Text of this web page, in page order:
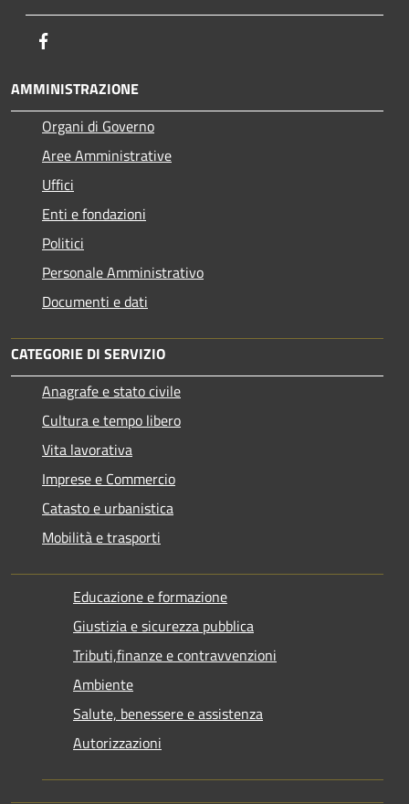
AMMINISTRAZIONE
Organi di Governo
Aree Amministrative
Uffici
Enti e fondazioni
Politici
Personale Amministrativo
Documenti e dati
CATEGORIE DI SERVIZIO
Anagrafe e stato civile
Cultura e tempo libero
Vita lavorativa
Imprese e Commercio
Catasto e urbanistica
Mobilità e trasporti
Educazione e formazione
Giustizia e sicurezza pubblica
Tributi,finanze e contravvenzioni
Ambiente
Salute, benessere e assistenza
Autorizzazioni